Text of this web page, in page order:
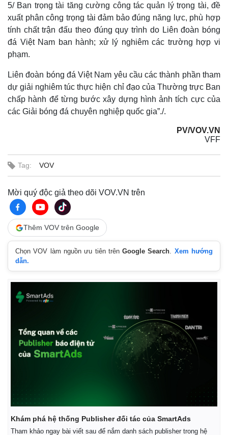
Kinh tế
Giá vàng
Tiêu dùng
Tỷ giá
Chứng khoán
Giá cà phê
5/ Ban trọng tài tăng cường công tác quản lý trọng tài, đề
xuất phân công trọng tài đảm bảo đúng năng lực, phù hợp
tính chất trận đấu theo đúng quy trình do Liên đoàn bóng
đá Việt Nam ban hành; xử lý nghiêm các trường hợp vi
phạm.
Liên đoàn bóng đá Việt Nam yêu cầu các thành phần tham
dự giải nghiêm túc thực hiện chỉ đạo của Thường trực Ban
chấp hành để từng bước xây dựng hình ảnh tích cực của
các Giải bóng đá chuyên nghiệp quốc gia”./.
PV/VOV.VN
VFF
Tag: VOV
Mời quý độc giả theo dõi VOV.VN trên
Thêm VOV trên Google
Chọn VOV làm nguồn ưu tiên trênGoogle Search. Xem hướng
dẫn.
Khám phá hệ thống Publisher đối tác của SmartAds
Tham khảo ngay bài viết sau để nắm danh sách publisher trong hệ